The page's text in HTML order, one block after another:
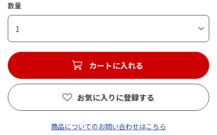
数量
1
カートに入れる
お気に入りに登録する
商品についてのお問い合わせはこちら